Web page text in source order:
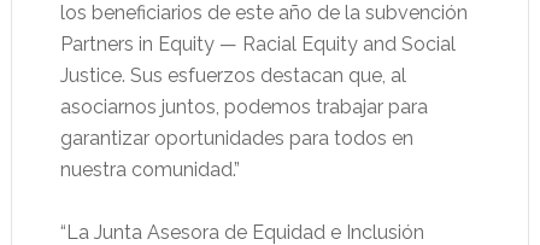
los beneficiarios de este año de la subvención
Partners in Equity — Racial Equity and Social
Justice. Sus esfuerzos destacan que, al
asociarnos juntos, podemos trabajar para
garantizar oportunidades para todos en
nuestra comunidad.”
“La Junta Asesora de Equidad e Inclusión